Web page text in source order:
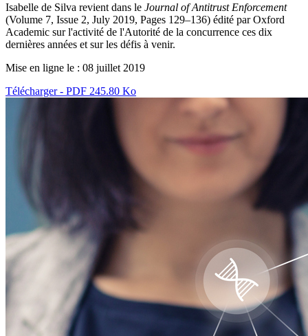
Isabelle de Silva revient dans le Journal of Antitrust Enforcement
(Volume 7, Issue 2, July 2019, Pages 129–136) édité par Oxford
Academic sur l'activité de l'Autorité de la concurrence ces dix
dernières années et sur les défis à venir.
Mise en ligne le : 08 juillet 2019
Télécharger - PDF 245.80 Ko